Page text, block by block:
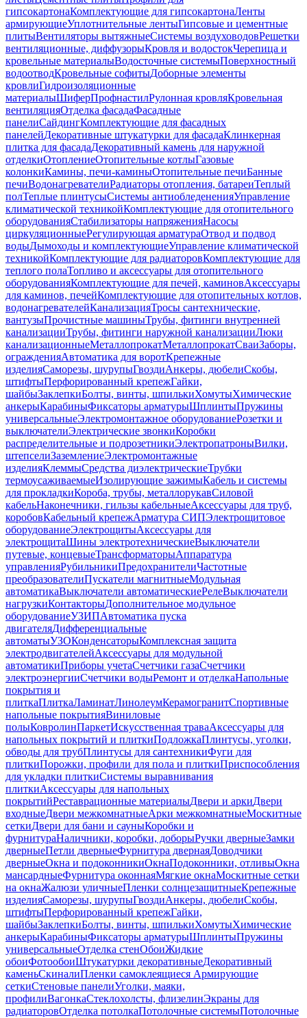
гипсокартонаКомплектующие для гипсокартонаЛенты
армирующиеУплотнительные лентыГипсовые и цементные
плитыВентиляторы вытяжныеСистемы воздуховодовРешетки
вентиляционные, диффузорыКровля и водостокЧерепица и
кровельные материалыВодосточные системыПоверхностный
водоотводКровельные софитыДоборные элементы
кровлиГидроизоляционные
материалыШиферПрофнастилРулонная кровляКровельная
вентиляцияОтделка фасадаФасадные
панелиСайдингКомплектующие для фасадных
панелейДекоративные штукатурки для фасадаКлинкерная
плитка для фасадаДекоративный камень для наружной
отделкиОтоплениеОтопительные котлыГазовые
колонкиКамины, печи-каминыОтопительные печиБанные
печиВодонагревателиРадиаторы отопления, батареиТеплый
полТеплые плинтусыСистемы антиобледененияУправление
климатической техникойКомплектующие для отопительного
оборудованияСтабилизаторы напряженияНасосы
циркуляционныеРегулирующая арматураОтвод и подвод
водыДымоходы и комплектующиеУправление климатической
техникойКомплектующие для радиаторовКомплектующие для
теплого полаТопливо и аксессуары для отопительного
оборудованияКомплектующие для печей, каминовАксессуары
для каминов, печейКомплектующие для отопительных котлов,
водонагревателейКанализацияТросы сантехнические,
вантузыПрочистные машиныТрубы, фитинги внутренней
канализацииТрубы, фитинги наружной канализацииЛюки
канализационныеМеталлопрокатМеталлопрокатСваиЗаборы,
огражденияАвтоматика для воротКрепежные
изделияСаморезы, шурупыГвоздиАнкеры, дюбелиСкобы,
штифтыПерфорированный крепежГайки,
шайбыЗаклепкиБолты, винты, шпилькиХомутыХимические
анкерыКарабиныФиксаторы арматурыШплинтыПружины
универсальныеЭлектромонтажное оборудованиеРозетки и
выключателиЭлектрические звонкиКоробки
распределительные и подрозетникиЭлектропатроныВилки,
штепселиЗаземлениеЭлектромонтажные
изделияКлеммыСредства диэлектрическиеТрубки
термоусаживаемыеИзолирующие зажимыКабель и системы
для прокладкиКороба, трубы, металлорукавСиловой
кабельНаконечники, гильзы кабельныеАксессуары для труб,
коробовКабельный крепежАрматура СИПЭлектрощитовое
оборудованиеЭлектрощитыАксессуары для
электрощитаШины электротехническиеВыключатели
путевые, концевыеТрансформаторыАппаратура
управленияРубильникиПредохранителиЧастотные
преобразователиПускатели магнитныеМодульная
автоматикаВыключатели автоматическиеРелеВыключатели
нагрузкиКонтакторыДополнительное модульное
оборудованиеУЗИПАвтоматика пуска
двигателяДифференциальные
автоматыУЗОКонденсаторыКомплексная защита
электродвигателейАксессуары для модульной
автоматикиПриборы учетаСчетчики газаСчетчики
электроэнергииСчетчики водыРемонт и отделкаНапольные
покрытия и
плиткаПлиткаЛаминатЛинолеумКерамогранитСпортивные
напольные покрытияВиниловые
полыКовролинПаркетИскусственная траваАксессуары для
напольных покрытий и плиткиПодложкаПлинтусы, уголки,
обводы для трубПлинтусы для сантехникиФуги для
плиткиПорожки, профили для пола и плиткиПриспособления
для укладки плиткиСистемы выравнивания
плиткиАксессуары для напольных
покрытийРеставрационные материалыДвери и аркиДвери
входныеДвери межкомнатныеАрки межкомнатныеМоскитные
сеткиДвери для бани и сауныКоробки и
фурнитураНаличники, коробки, доборыРучки дверныеЗамки
дверныеПетли дверныеФурнитура двернаяДоводчики
дверныеОкна и подоконникиОкнаПодоконники, отливыОкна
мансардныеФурнитура оконнаяМягкие окнаМоскитные сетки
на окнаЖалюзи уличныеПленки солнцезащитныеКрепежные
изделияСаморезы, шурупыГвоздиАнкеры, дюбелиСкобы,
штифтыПерфорированный крепежГайки,
шайбыЗаклепкиБолты, винты, шпилькиХомутыХимические
анкерыКарабиныФиксаторы арматурыШплинтыПружины
универсальныеОтделка стенОбоиЖидкие
обоиФотообоиШтукатурки декоративныеДекоративный
каменьСкиналиПленки самоклеящиеся Армирующие
сеткиСтеновые панелиУголки, маяки,
профилиВагонкаСтеклохолсты, флизелинЭкраны для
радиаторовОтделка потолкаПотолочные системыПотолочные